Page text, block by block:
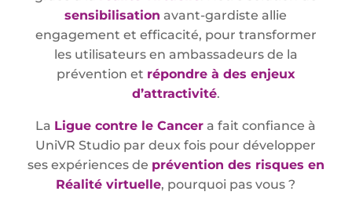
sensibilisation avant-gardiste allie
engagement et efficacité, pour transformer
les utilisateurs en ambassadeurs de la
prévention et répondre à des enjeux
d’attractivité.
La Ligue contre le Cancer a fait confiance à
UniVR Studio par deux fois pour développer
ses expériences de prévention des risques en
Réalité virtuelle, pourquoi pas vous ?